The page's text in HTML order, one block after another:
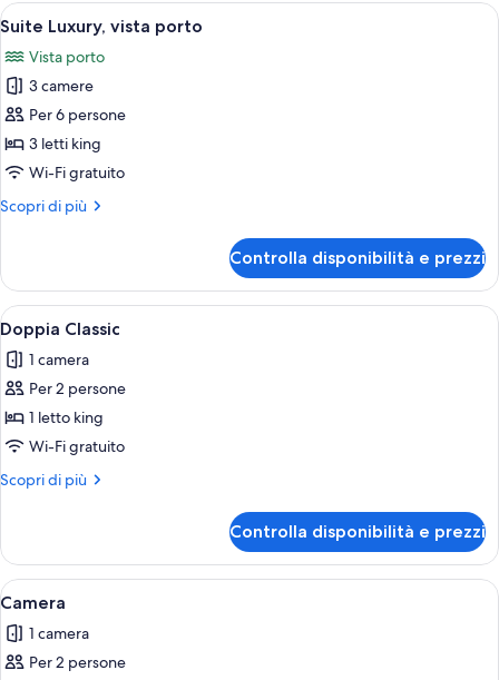
Apri
tutte
le
foto
per
Suite
Luxury,
porto
Suite Luxury, vista porto | Area
6
Suite Luxury, vista porto
Vista porto
3 camere
Per 6 persone
3 letti king
Wi-Fi gratuito
Scopri di più
Altri
Luxury,
vista
porto
Controlla disponibilità e prezzi
Apri
tutte
le
foto
per
Doppia
Classic
Doppia Classic | Wi-Fi gratuito,
2
Doppia Classic
1 camera
Per 2 persone
1 letto king
Wi-Fi gratuito
Scopri di più
Altri
Classic
Controlla disponibilità e prezzi
Apri
tutte
le
foto
3
Camera
1 camera
Per 2 persone